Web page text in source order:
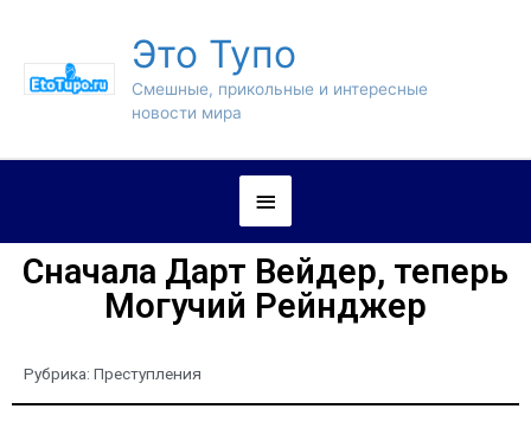
Это Тупо
Смешные, прикольные и интересные
новости мира
Сначала Дарт Вейдер, теперь
Могучий Рейнджер
Рубрика: Преступления